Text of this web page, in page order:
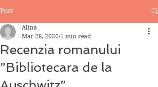
Post
Recenzia romanului
”Bibliotecara de la
Alina
Mar 26, 2020 1 min read